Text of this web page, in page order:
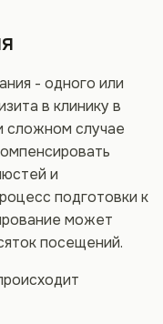
- одного или
в клинику в
сложном случае
и
подготовки к
может
посещений.